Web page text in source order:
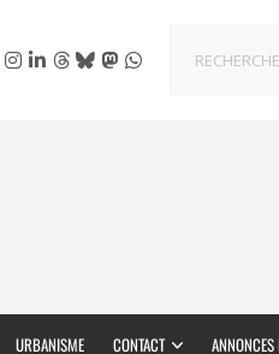
URBANISME CONTACT ANNONCES